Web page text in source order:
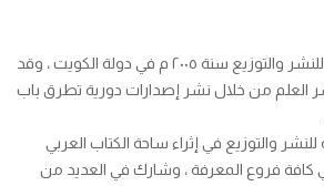
تم تأسيس دار الظاهرية للنشر والتوزيع سنة ٢٠٠٥ م في دولة الكويت ، وقد
العلم من خلال نشر إصدارات دورية تطرق باب
والتوزيع في إثراء ساحة الكتاب العربي
كافة فروع المعرفة ، وشارك في العديد من